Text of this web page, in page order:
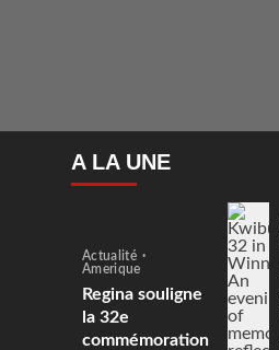
A LA UNE
Actualité
Amerique
Regina souligne
la 32e
commémoration